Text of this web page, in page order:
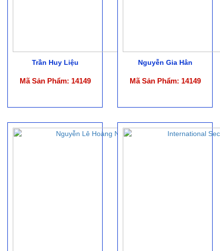
Trần Huy Liệu
Mã Sản Phẩm: 14149
Nguyễn Gia Hân
Mã Sản Phẩm: 14149